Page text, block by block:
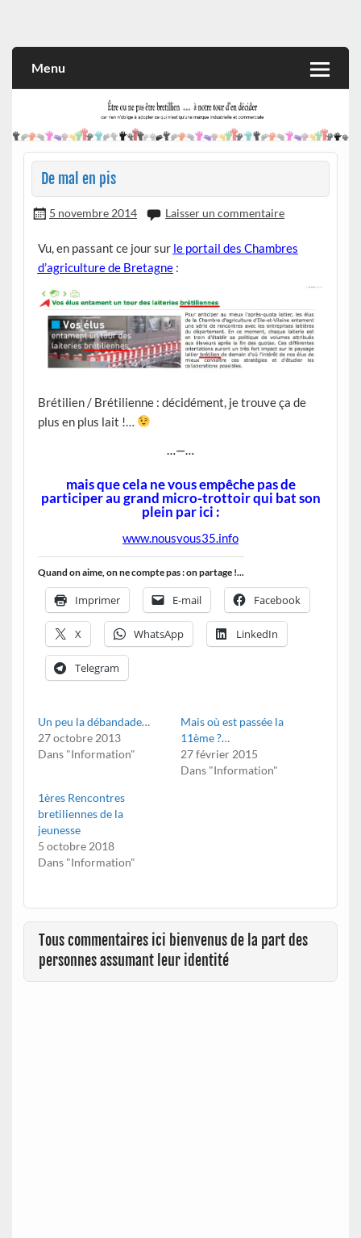
et commerciale
Menu
De mal en pis
5 novembre 2014 Laisser un commentaire
Vu, en passant ce jour sur le portail des Chambres
d’agriculture de Bretagne:
Brétilien / Brétilienne : décidément, je trouve ça de
plus en plus lait !…
…—…
mais que cela ne vous empêche pas de
participer au grand micro-trottoir qui bat son
plein par ici :
www.nousvous35.info
Quand on aime, on ne compte pas : on partage !...
Imprimer E-mail Facebook
X WhatsApp LinkedIn
Telegram
Un peu la débandade…
27 octobre 2013
Dans "Information"
Mais où est passée la
11ème ?…
27 février 2015
Dans "Information"
1ères Rencontres
bretiliennes de la
jeunesse
5 octobre 2018
Dans "Information"
Tous commentaires ici bienvenus de la part des
personnes assumant leur identité